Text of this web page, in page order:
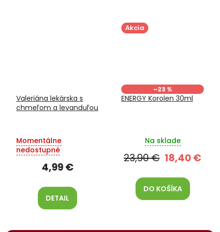
Valeriána lekárska s
chmeľom a levanduľou
Momentálne
nedostupné
4,99 €
DETAIL
Akcia
–23 %
ENERGY Korolen 30ml
Na sklade
18,40 €
23,90 €
DO KOŠÍKA